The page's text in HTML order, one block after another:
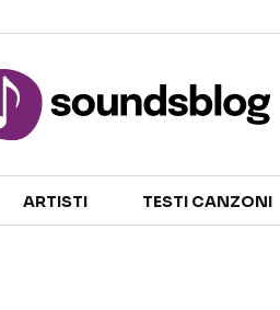
ARTISTI TESTI CANZONI